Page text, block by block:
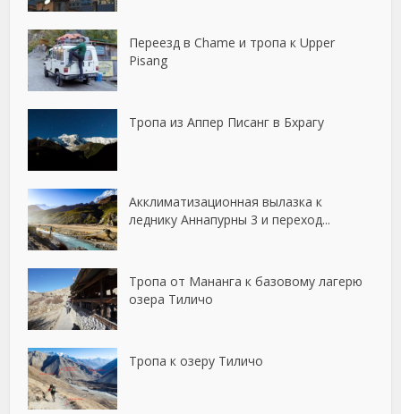
Переезд в Chame и тропа к Upper
Pisang
Тропа из Аппер Писанг в Бхрагу
Акклиматизационная вылазка к
леднику Аннапурны 3 и переход...
Тропа от Мананга к базовому лагерю
озера Тиличо
Тропа к озеру Тиличо